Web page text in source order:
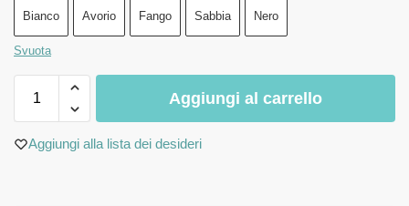
Bianco Avorio Fango Sabbia Nero
Svuota
Aggiungi al carrello
Aggiungi alla lista dei desideri